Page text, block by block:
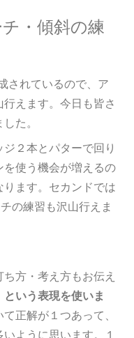
・傾斜の練
されているので、ア
えます。今日も皆さ
た。
２本とパターで回り
使う機会が増えるの
ます。セカンドでは
の練習も沢山行えま
方・考え方もお伝え
いう表現を使いま
正解が１つあって、
ように思います。１